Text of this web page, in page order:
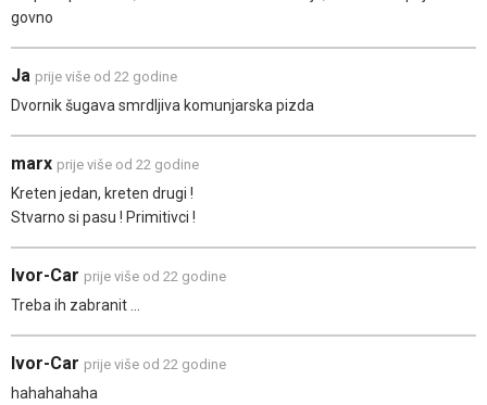
govno
Ja prije više od 22 godine
Dvornik šugava smrdljiva komunjarska pizda
marx prije više od 22 godine
Kreten jedan, kreten drugi !
Stvarno si pasu ! Primitivci !
Ivor-Car prije više od 22 godine
Treba ih zabranit ...
Ivor-Car prije više od 22 godine
hahahahaha